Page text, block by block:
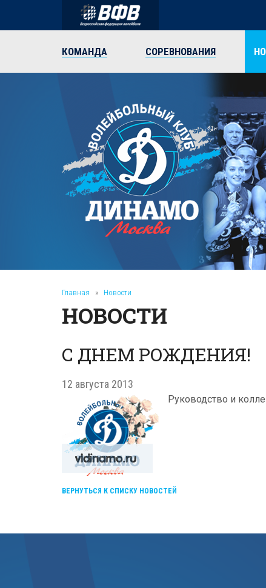
КОМАНДА СОРЕВНОВАНИЯ
Главная » Новости
НОВОСТИ
С ДНЕМ РОЖДЕНИЯ!
12 августа 2013
Руководство и
ВЕРНУТЬСЯ К СПИСКУ НОВОСТЕЙ